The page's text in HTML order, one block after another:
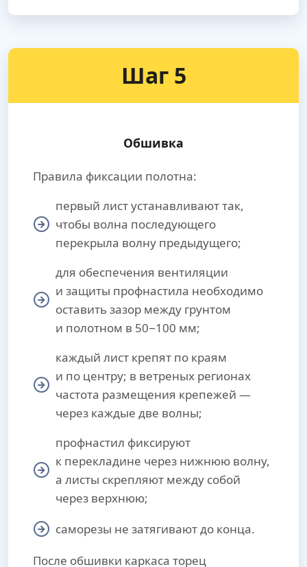
Шаг 5
Обшивка
Правила фиксации полотна:
первый лист устанавливают так,
чтобы волна последующего
перекрыла волну предыдущего;
для обеспечения вентиляции
и защиты профнастила необходимо
оставить зазор между грунтом
и полотном в 50−100 мм;
каждый лист крепят по краям
и по центру; в ветреных регионах
частота размещения крепежей —
через каждые две волны;
профнастил фиксируют
к перекладине через нижнюю волну,
а листы скрепляют между собой
через верхнюю;
саморезы не затягивают до конца.
После обшивки каркаса торец